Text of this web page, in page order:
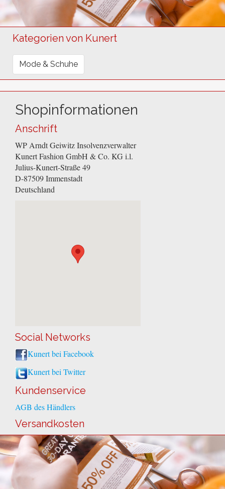
Kategorien von Kunert
Mode & Schuhe
Shopinformationen
Anschrift
WP Arndt Geiwitz Insolvenzverwalter
Kunert Fashion GmbH & Co. KG i.l.
Julius-Kunert-Straße 49
D-87509Immenstadt
Deutschland
Social Networks
Kunert bei Facebook
Kunert bei Twitter
Kundenservice
AGB des Händlers
Versandkosten